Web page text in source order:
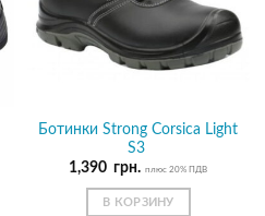
Ботинки Strong Corsica Light
S3
1,390 грн. плюс 20% ПДВ
В КОРЗИНУ